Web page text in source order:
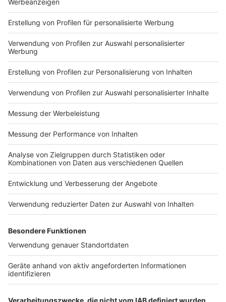
Markiere sie hierfür mit einem
Impressum
Nutzungsbedingungen
Jobs
Presse
Werben
Archiv
ANTENNE BAYERN GROUP
Stiftung ANTENNE BAYERN
hilft
Kontakt
Studio-Hotline
Verkehrs-Hotline
Newsletter